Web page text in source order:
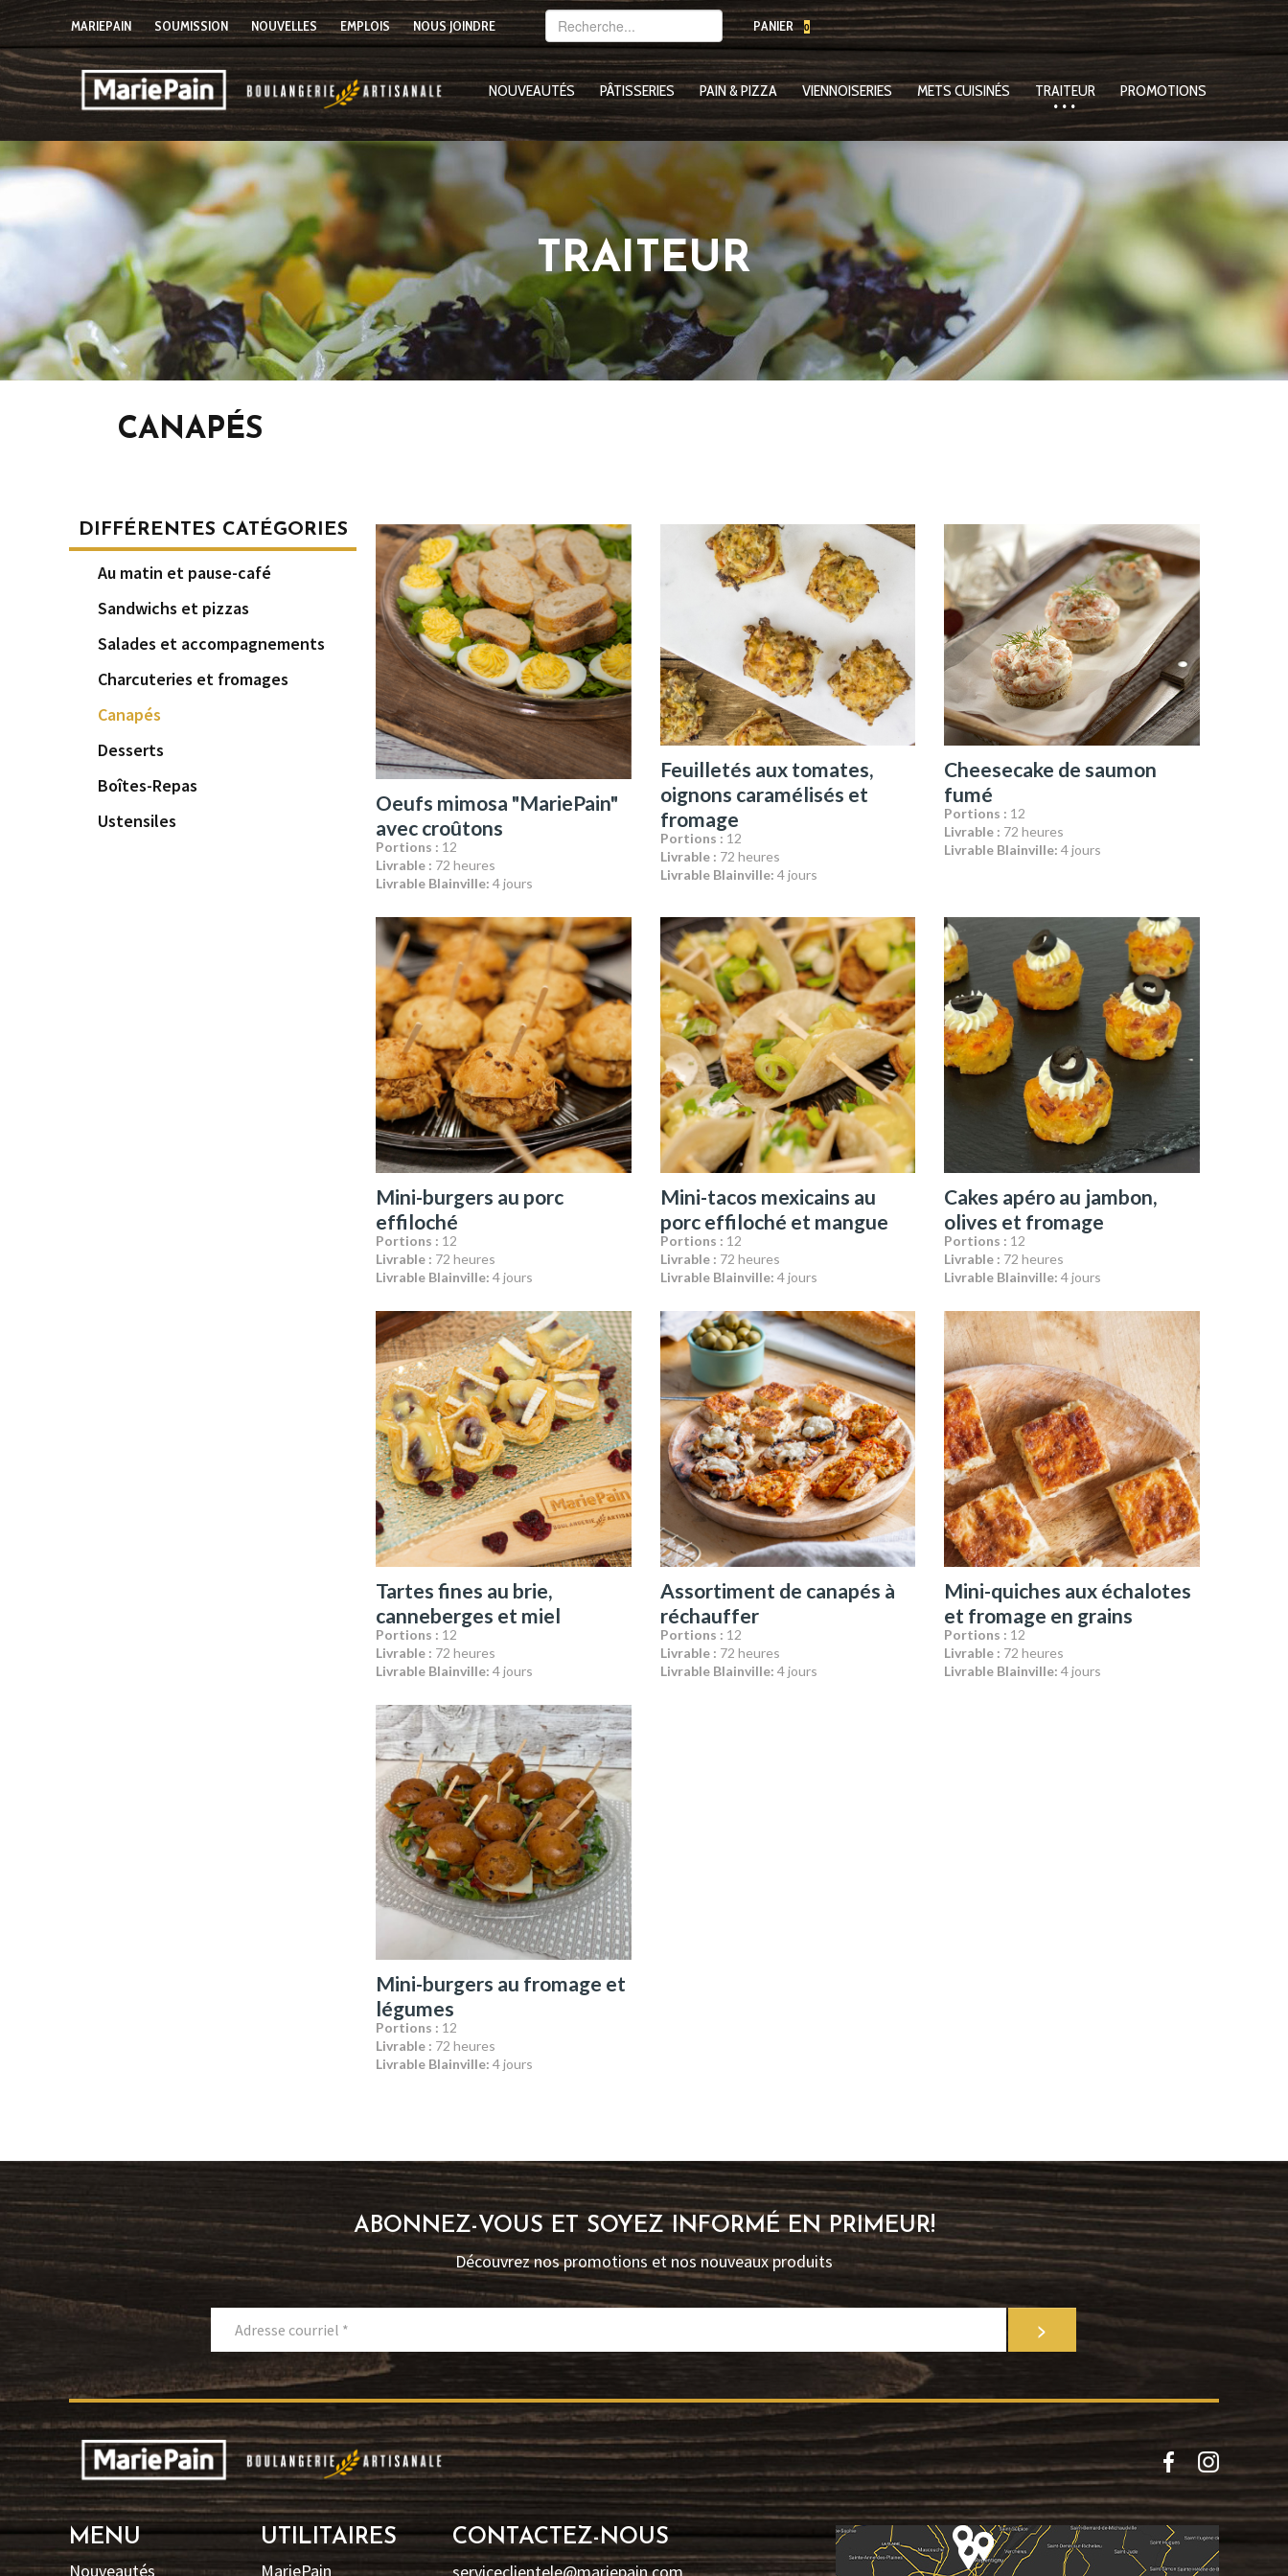
MARIEPAIN SOUMISSION NOUVELLES EMPLOIS NOUS JOINDRE
Mot(s)-
clé(s)
PANIER 0
NOUVEAUTÉS PÂTISSERIES PAIN & PIZZA VIENNOISERIES METS CUISINÉS TRAITEUR PROMOTIONS
TRAITEUR
CANAPÉS
Oeufs mimosa "MariePain"
avec croûtons
Portions : 12
Livrable : 72 heures
Livrable Blainville: 4 jours
Feuilletés aux tomates,
oignons caramélisés et
fromage
Portions : 12
Livrable : 72 heures
Livrable Blainville: 4 jours
Cheesecake de saumon
fumé
Portions : 12
Livrable : 72 heures
Livrable Blainville: 4 jours
Mini-burgers au porc
effiloché
Portions : 12
Livrable : 72 heures
Livrable Blainville: 4 jours
Mini-tacos mexicains au
porc effiloché et mangue
Portions : 12
Livrable : 72 heures
Livrable Blainville: 4 jours
Cakes apéro au jambon,
olives et fromage
Portions : 12
Livrable : 72 heures
Livrable Blainville: 4 jours
Tartes fines au brie,
canneberges et miel
Portions : 12
Livrable : 72 heures
Livrable Blainville: 4 jours
Assortiment de canapés à
réchauffer
Portions : 12
Livrable : 72 heures
Livrable Blainville: 4 jours
Mini-quiches aux échalotes
et fromage en grains
Portions : 12
Livrable : 72 heures
Livrable Blainville: 4 jours
Mini-burgers au fromage et
légumes
Portions : 12
Livrable : 72 heures
Livrable Blainville: 4 jours
DIFFÉRENTES CATÉGORIES
Au matin et pause-café
Sandwichs et pizzas
Salades et accompagnements
Charcuteries et fromages
Canapés
Desserts
Boîtes-Repas
Ustensiles
ABONNEZ-VOUS ET SOYEZ INFORMÉ EN PRIMEUR!
Découvrez nos promotions et nos nouveaux produits
>
MENU
Nouveautés
UTILITAIRES
MariePain
CONTACTEZ-NOUS